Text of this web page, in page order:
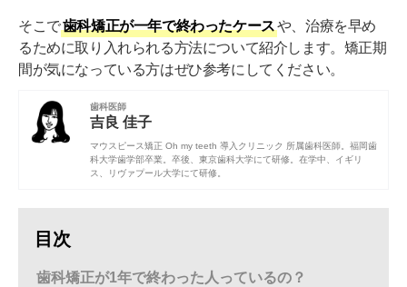
そこで歯科矯正が一年で終わったケースや、治療を早め
るために取り入れられる方法について紹介します。矯正期
間が気になっている方はぜひ参考にしてください。
歯科医師
吉良 佳子
マウスピース矯正 Oh my teeth 導入クリニック 所属歯科医師。 福岡歯
科大学歯学部卒業。卒後、 東京歯科大学にて研修。在学中、イギリ
ス、リヴァプール大学にて研修。
目次
歯科矯正が1年で終わった人っているの？